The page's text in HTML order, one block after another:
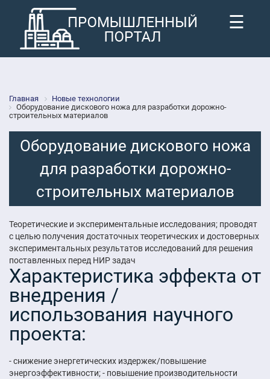
☰
Главная
Новые технологии
Оборудование дискового ножа для разработки дорожно-
строительных материалов
Оборудование дискового ножа
для разработки дорожно-
строительных материалов
Теоретические и экспериментальные исследования; проводят
с целью получения достаточных теоретических и достоверных
экспериментальных результатов исследований для решения
поставленных перед НИР задач
Характеристика эффекта от
внедрения /
использования научного
проекта:
- снижение энергетических издержек/повышение
энергоэффективности; - повышение производительности